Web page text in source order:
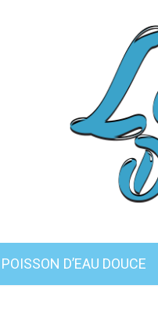
POISSON D’EAU DOUCE